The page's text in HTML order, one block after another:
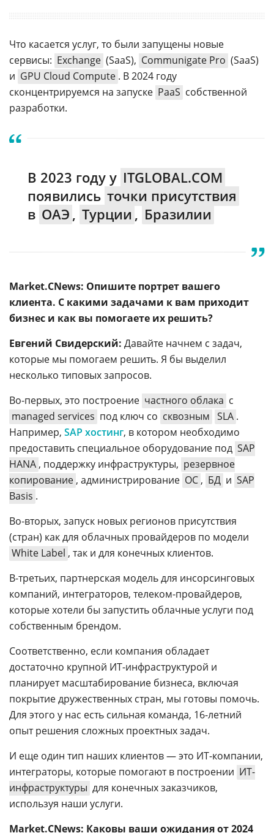
Что касается услуг, то были запущены новые
сервисы: Exchange (SaaS), Communigate Pro (SaaS)
и GPU Cloud Compute . В 2024 году
сконцентрируемся на запуске PaaS собственной
разработки.
В 2023 году у ITGLOBAL.COM
появились точки присутствия
в ОАЭ , Турции , Бразилии
Market.CNews: Опишите портрет вашего
клиента. С какими задачами к вам приходит
бизнес и как вы помогаете их решить?
Евгений Свидерский: Давайте начнем с задач,
которые мы помогаем решить. Я бы выделил
несколько типовых запросов.
Во-первых, это построение частного облака с
managed services под ключ со сквозным SLA .
Например, SAP хостинг, в котором необходимо
предоставить специальное оборудование под SAP
HANA , поддержку инфраструктуры, резервное
копирование , администрирование ОС , БД и SAP
Basis .
Во-вторых, запуск новых регионов присутствия
(стран) как для облачных провайдеров по модели
White Label , так и для конечных клиентов.
В-третьих, партнерская модель для инсорсинговых
компаний, интеграторов, телеком-провайдеров,
которые хотели бы запустить облачные услуги под
собственным брендом.
Соответственно, если компания обладает
достаточно крупной ИТ-инфраструктурой и
планирует масштабирование бизнеса, включая
покрытие дружественных стран, мы готовы помочь.
Для этого у нас есть сильная команда, 16-летний
опыт решения сложных проектных задач.
И еще один тип наших клиентов — это ИТ-компании,
интеграторы, которые помогают в построении ИТ-
инфраструктуры для конечных заказчиков,
используя наши услуги.
Market.CNews: Каковы ваши ожидания от 2024